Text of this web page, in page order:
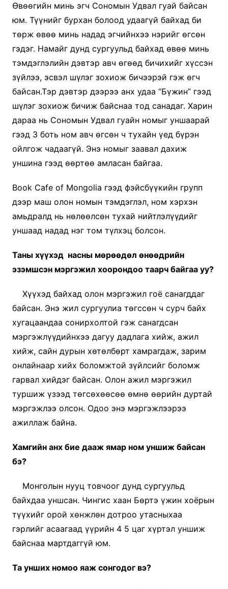
Өвөөгийн минь эгч Сономын Удвал гуай байсан
юм. Түүнийг бурхан болоод удаагүй байхад би
төрж өвөө минь надад эгчийнхээ нэрийг өгсөн
гэдэг. Намайг дунд сургуульд байхад өвөө минь
тэмдэглэлийн дэвтэр авч өгөөд бичихийг хүссэн
зүйлээ, эсвэл шүлэг зохиож бичээрэй гэж өгч
байсан.Тэр дэвтэр дээрээ анх удаа “Бүжин” гээд
шүлэг зохиож бичиж байснаа тод санадаг. Харин
дараа нь Сономын Удвал гуайн номыг уншаарай
гээд 3 боть ном авч өгсөн ч тухайн үед бүрэн
ойлгож чадаагүй. Энэ номыг заавал дахиж
уншина гээд өөртөө амласан байгаа.
Book Cafe of Mongolia гээд фэйсбүүкийн групп
дээр маш олон номын тэмдэглэл, ном хэрхэн
амьдралд нь нөлөөлсөн тухай нийтлэлүүдийг
уншаад надад нэг том түлхэц болсон.
Таны хүүхэд насны мөрөөдөл өнөөдрийн
эзэмшсэн мэргэжил хоорондоо таарч байгаа уу?
Хүүхэд байхад олон мэргэжил гоё санагддаг
байсан. Энэ жил сургуулиа төгссөн ч сурч байх
хугацаандаа сонирхолтой гэж санагдсан
мэргэжлүүдийнхээ дагуу дадлага хийж, ажил
хийж, сайн дурын хөтөлбөрт хамрагдаж, зарим
онлайнаар хийх боломжтой зүйлсийг боломж
гарвал хийдэг байсан. Олон ажил мэргэжил
туршиж үзээд төгсөхөөсөө өмнө өөрийн дуртай
мэргэжлээ олсон. Одоо энэ мэргэжлээрээ
ажиллаж байна.
Хамгийн анх бие дааж ямар ном уншиж байсан
бэ?
Монголын нууц товчоог дунд сургуульд
байхдаа уншсан. Чингис хаан Бөртэ үжин хоёрын
түүхийг орой хөнжлөн дотроо утасныхаа
гэрлийг асаагаад үүрийн 4 5 цаг хүртэл уншиж
байснаа мартдаггүй юм.
Та унших номоо яаж сонгодог вэ?